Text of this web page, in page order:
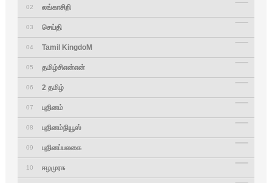
02 லங்காசிறி
03 செய்தி
04 Tamil KingdoM
05 தமிழ்சிஎன்என்
06 2 தமிழ்
07 புதினம்
08 புதினம்நியூஸ்
09 புதினப்பலகை
10 ஈழமுரசு